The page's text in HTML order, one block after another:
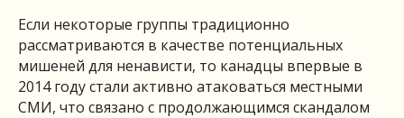
Если некоторые группы традиционно
рассматриваются в качестве потенциальных
мишеней для ненависти, то канадцы впервые в
2014 году стали активно атаковаться местными
СМИ, что связано с продолжающимся скандалом